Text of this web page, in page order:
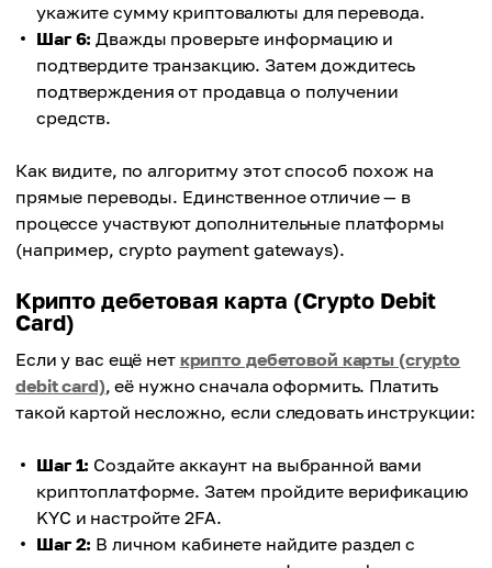
укажите сумму криптовалюты для перевода.
Шаг 6: Дважды проверьте информацию и
подтвердите транзакцию. Затем дождитесь
подтверждения от продавца о получении
средств.
Как видите, по алгоритму этот способ похож на
прямые переводы. Единственное отличие — в
процессе участвуют дополнительные платформы
(например, crypto payment gateways).
Крипто дебетовая карта (Crypto Debit
Card)
Если у вас ещё нет крипто дебетовой карты (crypto
debit card), её нужно сначала оформить. Платить
такой картой несложно, если следовать инструкции:
Шаг 1: Создайте аккаунт на выбранной вами
криптоплатформе. Затем пройдите верификацию
KYC и настройте 2FA.
Шаг 2: В личном кабинете найдите раздел с